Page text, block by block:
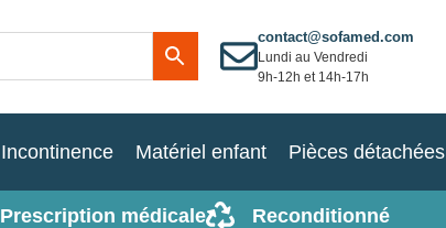
contact@sofamed.com
Lundi au Vendredi
9h-12h et 14h-17h
Incontinence Matériel enfant Pièces détachées
Prescription médicale Reconditionné